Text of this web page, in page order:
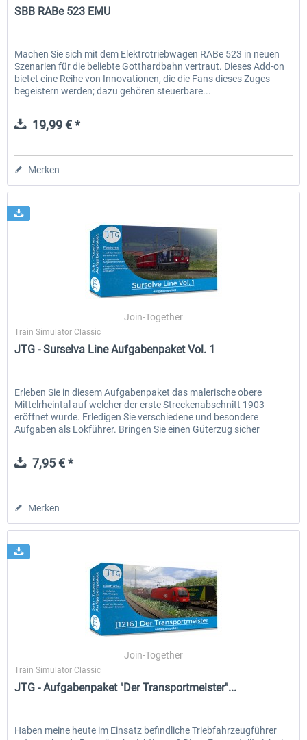
SBB RABe 523 EMU
Machen Sie sich mit dem Elektrotriebwagen RABe 523 in neuen
Szenarien für die beliebte Gotthardbahn vertraut. Dieses Add-on
bietet eine Reihe von Innovationen, die die Fans dieses Zuges
begeistern werden; dazu gehören steuerbare...
19,99 € *
Merken
Join-Together
Train Simulator Classic
JTG - Surselva Line Aufgabenpaket Vol. 1
Erleben Sie in diesem Aufgabenpaket das malerische obere
Mittelrheintal auf welcher der erste Streckenabschnitt 1903
eröffnet wurde. Erledigen Sie verschiedene und besondere
Aufgaben als Lokführer. Bringen Sie einen Güterzug sicher
7,95 € *
Merken
Join-Together
Train Simulator Classic
JTG - Aufgabenpaket "Der Transportmeister"...
Haben meine heute im Einsatz befindliche Triebfahrzeugführer